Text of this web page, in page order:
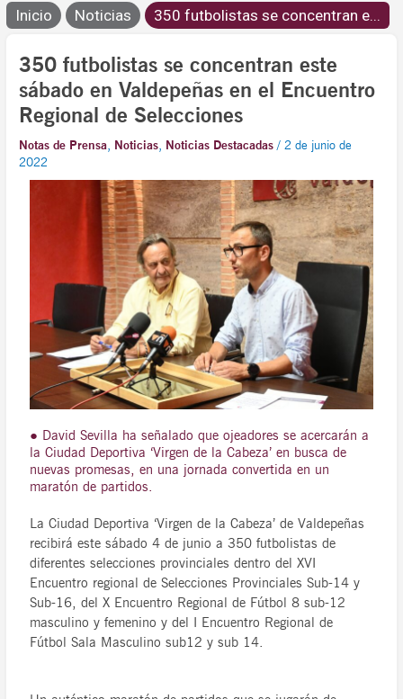
Inicio Noticias 350 futbolistas se concentran e...
350 futbolistas se concentran este
sábado en Valdepeñas en el Encuentro
Regional de Selecciones
Notas de Prensa, Noticias, Noticias Destacadas /2 de junio de
2022
● David Sevilla ha señalado que ojeadores se acercarán a
la Ciudad Deportiva ‘Virgen de la Cabeza’ en busca de
nuevas promesas, en una jornada convertida en un
maratón de partidos.
La Ciudad Deportiva ‘Virgen de la Cabeza’ de Valdepeñas
recibirá este sábado 4 de junio a 350 futbolistas de
diferentes selecciones provinciales dentro del XVI
Encuentro regional de Selecciones Provinciales Sub-14 y
Sub-16, del X Encuentro Regional de Fútbol 8 sub-12
masculino y femenino y del I Encuentro Regional de
Fútbol Sala Masculino sub12 y sub 14.